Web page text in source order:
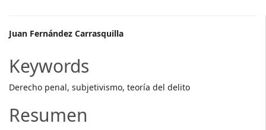
Main
Article
Content
Juan Fernández Carrasquilla
Keywords
Derecho penal, subjetivismo, teoría del delito
Resumen